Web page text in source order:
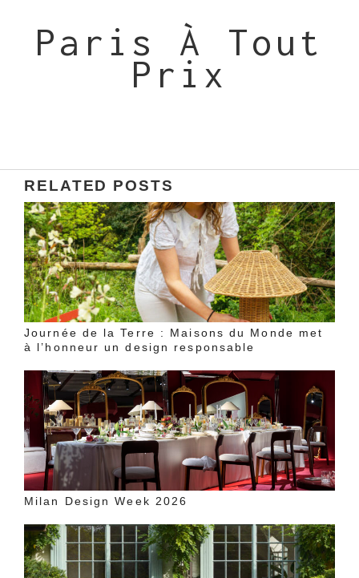
Paris À Tout
Prix
RELATED POSTS
Journée de la Terre : Maisons du Monde met
à l’honneur un design responsable
Milan Design Week 2026